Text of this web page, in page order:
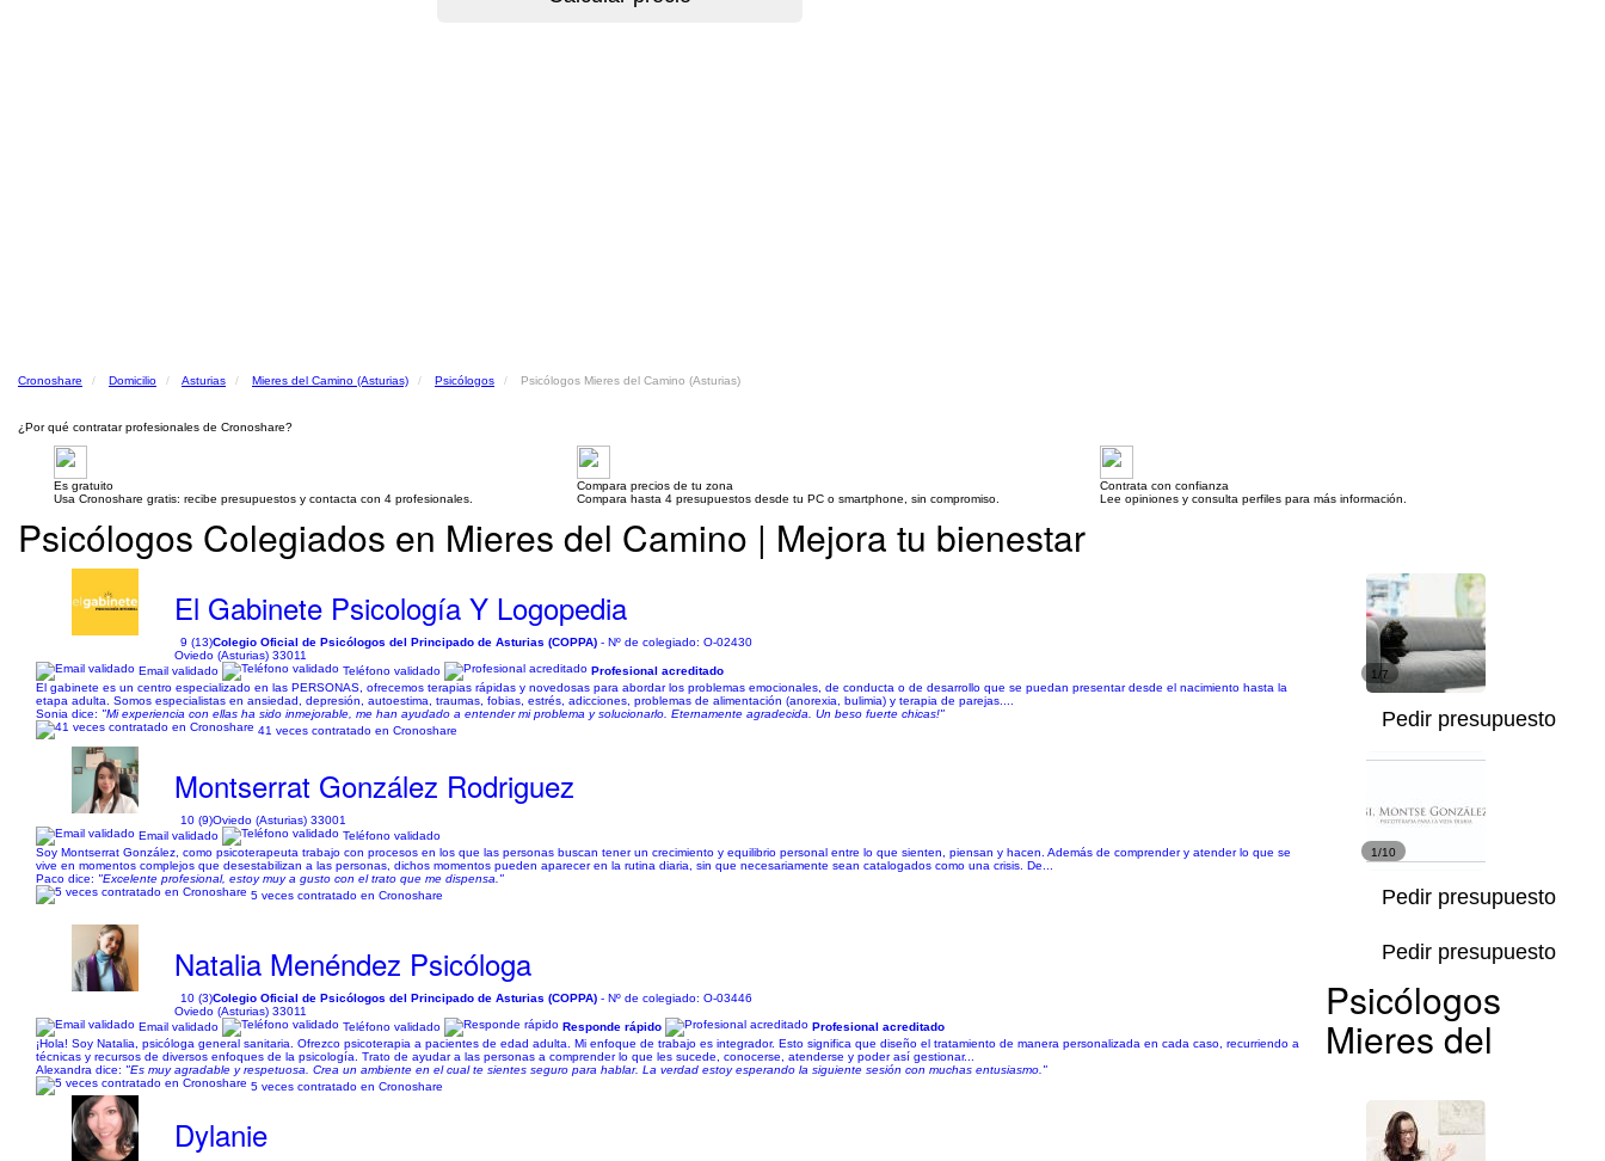
Cronoshare Domicilio Asturias Mieres del Camino (Asturias) Psicólogos Psicólogos Mieres del Camino (Asturias)
¿Por qué contratar profesionales de Cronoshare?
Es gratuito
Usa Cronoshare gratis: recibe presupuestos y contacta con 4 profesionales.
Compara precios de tu zona
Compara hasta 4 presupuestos desde tu PC o smartphone, sin compromiso.
Contrata con confianza
Lee opiniones y consulta perfiles para más información.
Psicólogos Colegiados en Mieres del Camino | Mejora tu bienestar
El Gabinete Psicología Y Logopedia
9 (13)Colegio Oficial de Psicólogos del Principado de Asturias (COPPA) - Nº de colegiado: O-02430
Oviedo (Asturias) 33011
Email validado
Teléfono validado
Profesional acreditado
El gabinete es un centro especializado en las PERSONAS, ofrecemos terapias rápidas y novedosas para abordar los problemas emocionales, de conducta o de desarrollo que se puedan presentar desde el nacimiento hasta la
etapa adulta. Somos especialistas en ansiedad, depresión, autoestima, traumas, fobias, estrés, adicciones, problemas de alimentación (anorexia, bulimia) y terapia de parejas....
Sonia dice: "Mi experiencia con ellas ha sido inmejorable, me han ayudado a entender mi problema y solucionarlo. Eternamente agradecida. Un beso fuerte chicas!"
41 veces contratado en Cronoshare
1/7
Pedir presupuesto
Montserrat González Rodriguez
10 (9)Oviedo (Asturias) 33001
Email validado
Teléfono validado
Soy Montserrat González, como psicoterapeuta trabajo con procesos en los que las personas buscan tener un crecimiento y equilibrio personal entre lo que sienten, piensan y hacen. Además de comprender y atender lo que se
vive en momentos complejos que desestabilizan a las personas, dichos momentos pueden aparecer en la rutina diaria, sin que necesariamente sean catalogados como una crisis. De...
Paco dice: "Excelente profesional, estoy muy a gusto con el trato que me dispensa."
5 veces contratado en Cronoshare
1/10
Pedir presupuesto
Natalia Menéndez Psicóloga
10 (3)Colegio Oficial de Psicólogos del Principado de Asturias (COPPA) - Nº de colegiado: O-03446
Oviedo (Asturias) 33011
Email validado
Teléfono validado Responde rápido
Profesional acreditado
¡Hola! Soy Natalia, psicóloga general sanitaria. Ofrezco psicoterapia a pacientes de edad adulta. Mi enfoque de trabajo es integrador. Esto significa que diseño el tratamiento de manera personalizada en cada caso, recurriendo a
técnicas y recursos de diversos enfoques de la psicología. Trato de ayudar a las personas a comprender lo que les sucede, conocerse, atenderse y poder así gestionar...
Alexandra dice: "Es muy agradable y respetuosa. Crea un ambiente en el cual te sientes seguro para hablar. La verdad estoy esperando la siguiente sesión con muchas entusiasmo."
5 veces contratado en Cronoshare
Pedir presupuesto
Dylanie
Psicólogos
Mieres del